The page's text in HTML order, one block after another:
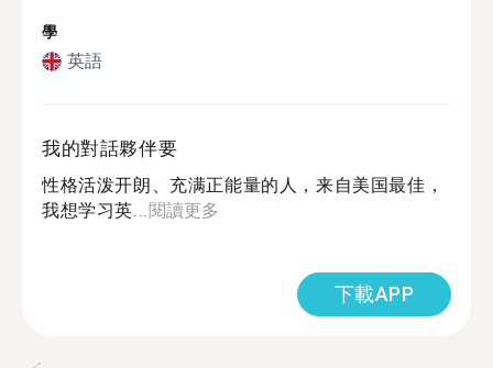
學
英語
我的對話夥伴要
性格活泼开朗、充满正能量的人，来自美国最佳，
我想学习英...閱讀更多
下載APP